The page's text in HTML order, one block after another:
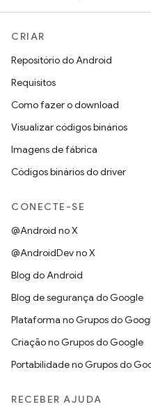
CRIAR
Repositório do Android
Requisitos
Como fazer o download
Visualizar códigos binários
Imagens de fábrica
Códigos binários do driver
CONECTE-SE
@Android no X
@AndroidDev no X
Blog do Android
Blog de segurança do Google
Plataforma no Grupos do
Criação no Grupos do Google
Portabilidade no Grupos do
RECEBER AJUDA